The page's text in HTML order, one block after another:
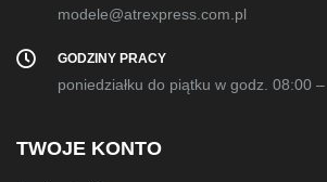
modele@atrexpress.com.pl
GODZINY PRACY
poniedziałku do piątku w godz. 08:00
TWOJE KONTO